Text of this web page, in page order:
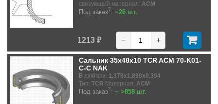
связующий материал: ACM
Под заказ?: ~26 шт.
1213 ₽ − +
Сальник 35x48x10 TCR ACM 70-K01-
C-C NAK
В дюймах: 1.378x1.890x0.394
Тип: TCR Материал: ACM
Под заказ?: ~ >858 шт.